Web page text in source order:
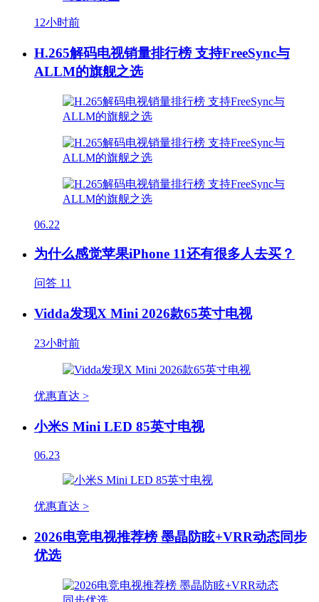
12小时前
H.265解码电视销量排行榜 支持FreeSync与
ALLM的旗舰之选
06.22
为什么感觉苹果iPhone 11还有很多人去买？
问答 11
Vidda发现X Mini 2026款65英寸电视
23小时前
优惠直达 >
小米S Mini LED 85英寸电视
06.23
优惠直达 >
2026电竞电视推荐榜 墨晶防眩+VRR动态同步
优选